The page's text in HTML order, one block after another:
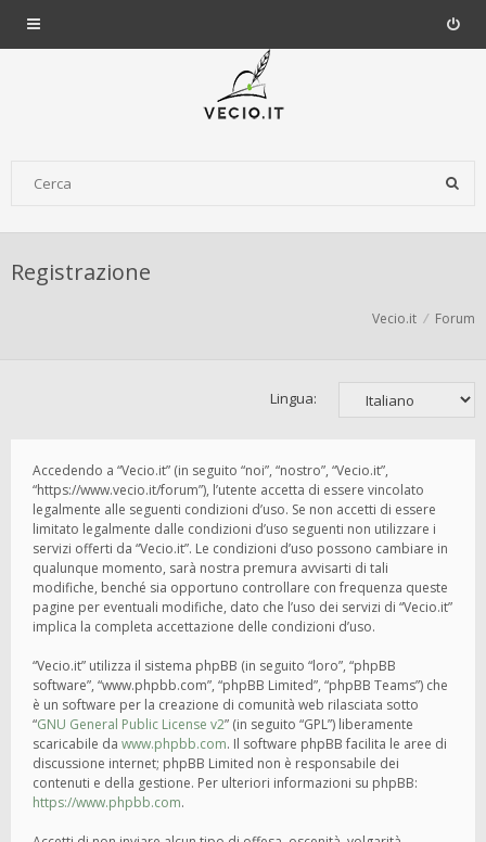
Registrazione
Vecio.it Forum
Lingua:
Accedendo a “Vecio.it” (in seguito “noi”, “nostro”, “Vecio.it”,
“https://www.vecio.it/forum”), l’utente accetta di essere vincolato
legalmente alle seguenti condizioni d’uso. Se non accetti di essere
limitato legalmente dalle condizioni d’uso seguenti non utilizzare i
servizi offerti da “Vecio.it”. Le condizioni d’uso possono cambiare in
qualunque momento, sarà nostra premura avvisarti di tali
modifiche, benché sia opportuno controllare con frequenza queste
pagine per eventuali modifiche, dato che l’uso dei servizi di “Vecio.it”
implica la completa accettazione delle condizioni d’uso.
“Vecio.it” utilizza il sistema phpBB (in seguito “loro”, “phpBB
software”, “www.phpbb.com”, “phpBB Limited”, “phpBB Teams”) che
è un software per la creazione di comunità web rilasciata sotto
“GNU General Public License v2” (in seguito “GPL”) liberamente
scaricabile da www.phpbb.com. Il software phpBB facilita le aree di
discussione internet; phpBB Limited non è responsabile dei
contenuti e della gestione. Per ulteriori informazioni su phpBB:
https://www.phpbb.com.